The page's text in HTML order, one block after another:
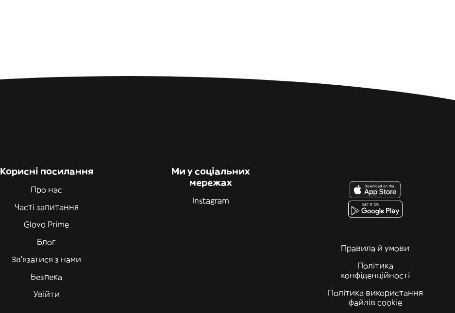
Корисні посилання
Про нас
Часті запитання
Glovo Prime
Блог
Зв'язатися з нами
Безпека
Увійти
Ми у соціальних
мережах
Instagram
Правила й умови
Політика
конфіденційності
Політика використання
файлів cookie